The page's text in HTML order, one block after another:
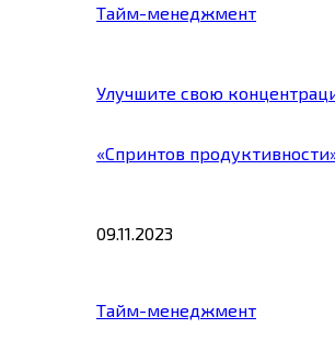
Тайм-менеджмент
Улучшите свою
«Спринтов
09.11.2023
Тайм-менеджмент